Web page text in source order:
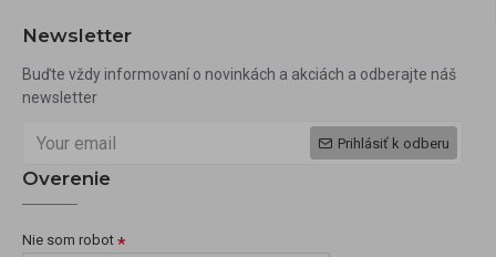
Newsletter
Buďte vždy informovaní o novinkách a akciách a odberajte náš
newsletter
Prihlásiť k odberu
Overenie
Nie som robot